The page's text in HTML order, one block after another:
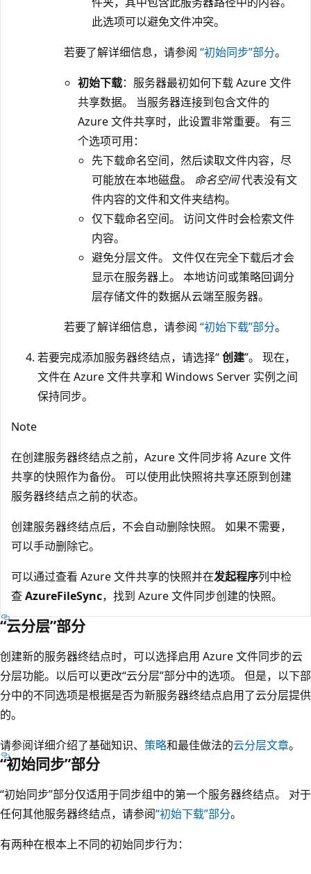
此选项可以避免文件冲突。
若要了解详细信息，请参阅 “初始同步”部分。
初始下载：服务器最初如何下载 Azure 文件
共享数据。 当服务器连接到包含文件的
Azure 文件共享时，此设置非常重要。 有三
个选项可用：
先下载命名空间，然后读取文件内容，尽
可能放在本地磁盘。 命名空间代表没有文
件内容的文件和文件夹结构。
仅下载命名空间。 访问文件时会检索文件
内容。
避免分层文件。 文件仅在完全下载后才会
显示在服务器上。 本地访问或策略回调分
层存储文件的数据从云端至服务器。
若要了解详细信息，请参阅 “初始下载”部分。
若要完成添加服务器终结点，请选择“创建”。 现在，
文件在 Azure 文件共享和 Windows Server 实例之间
保持同步。
Note
在创建服务器终结点之前，Azure 文件同步将 Azure 文件
共享的快照作为备份。 可以使用此快照将共享还原到创建
服务器终结点之前的状态。
创建服务器终结点后，不会自动删除快照。 如果不需要，
可以手动删除它。
可以通过查看 Azure 文件共享的快照并在发起程序列中检
查AzureFileSync，找到 Azure 文件同步创建的快照。
“云分层”部分
创建新的服务器终结点时，可以选择启用 Azure 文件同步的云
分层功能。以后可以更改“云分层”部分中的选项。 但是，以下部
分中的不同选项是根据是否为新服务器终结点启用了云分层提供
的。
请参阅详细介绍了基础知识、 策略和最佳做法的云分层文章。
“初始同步”部分
“初始同步”部分仅适用于同步组中的第一个服务器终结点。 对于
任何其他服务器终结点，请参阅“初始下载”部分。
有两种在根本上不同的初始同步行为：